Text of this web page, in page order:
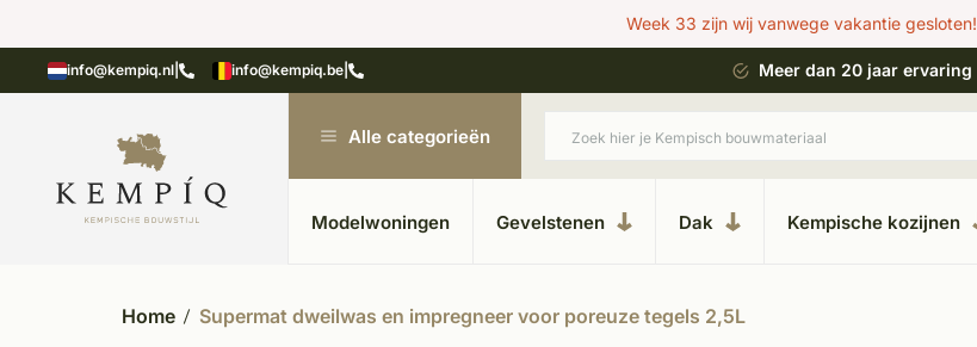
Week 33 zijn wij vanwege vakantie gesloten!
info@kempiq.nl info@kempiq.be
in Kesteren Unieke materialen in kempische bouwstijl Meer dan 20 jaar ervaring
Alle categorieën
Modelwoningen Gevelstenen Dak Kempische kozijnen
Home Supermat dweilwas en impregneer voor poreuze tegels 2,5L